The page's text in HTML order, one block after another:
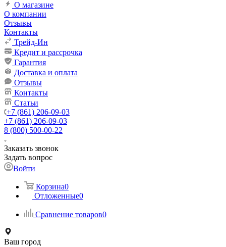
О магазине
О компании
Отзывы
Контакты
Трейд-Ин
Кредит и рассрочка
Гарантия
Доставка и оплата
Отзывы
Контакты
Статьи
+7 (861) 206-09-03
+7 (861) 206-09-03
8 (800) 500-00-22
Заказать звонок
Задать вопрос
Войти
Корзина0
Отложенные0
Сравнение товаров0
Ваш город